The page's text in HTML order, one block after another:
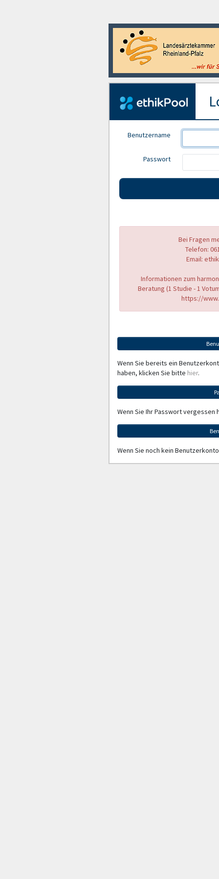
Benutzername
Passwort
Bei Fragen
Telefon:
Email:
Informationen zum
Beratung (1 Studie - 1
https://
Wenn Sie bereits ein
haben, klicken Sie bitte hier.
Wenn Sie Ihr Passwort vergessen
Wenn Sie noch kein